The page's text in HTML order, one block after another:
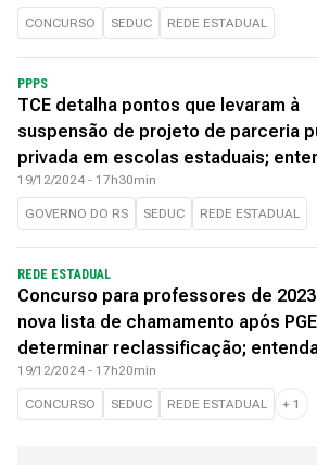
CONCURSO SEDUC REDE ESTADUAL
PPPS
TCE detalha pontos que levaram à
suspensão de projeto de parceria
privada em escolas estaduais;
19/12/2024 - 17h30min
GOVERNO DO RS SEDUC REDE ESTADUAL
REDE ESTADUAL
Concurso para professores de
nova lista de chamamento após PGE
determinar reclassificação;
19/12/2024 - 17h20min
CONCURSO SEDUC REDE ESTADUAL + 1